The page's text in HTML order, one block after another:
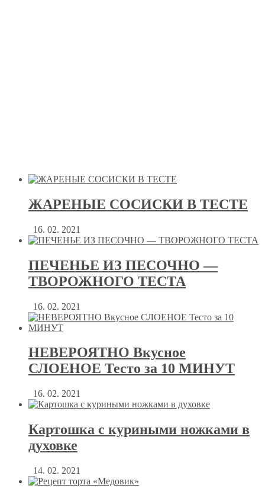
ЖАРЕНЫЕ СОСИСКИ В ТЕСТЕ
16. 02. 2021
ПЕЧЕНЬЕ ИЗ ПЕСОЧНО —
ТВОРОЖНОГО ТЕСТА
16. 02. 2021
НЕВЕРОЯТНО Вкусное
СЛОЕНОЕ Тесто за 10 МИНУТ
16. 02. 2021
Картошка с куриными ножками в
духовке
14. 02. 2021